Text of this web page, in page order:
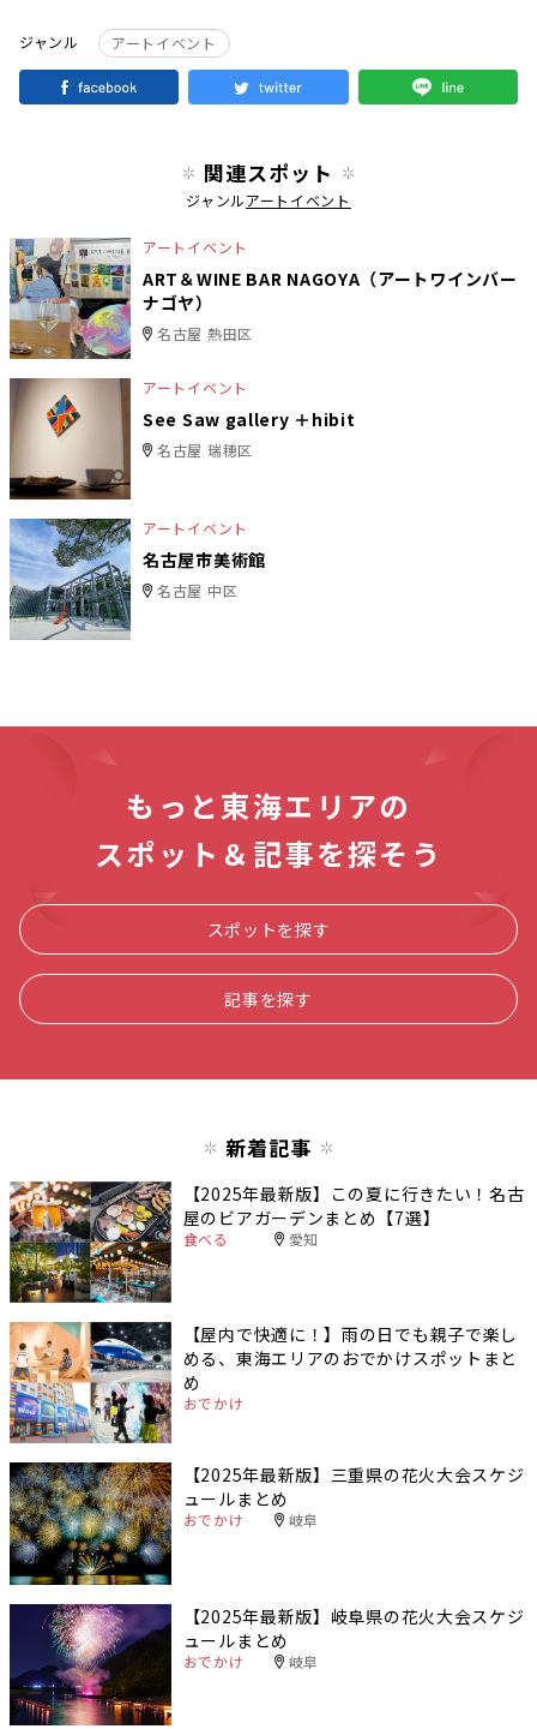
ジャンル アートイベント
関連スポット
ジャンルアートイベント
アートイベント
ART＆WINE BAR NAGOYA（アートワインバー
ナゴヤ）
名古屋 熱田区
アートイベント
See Saw gallery ＋hibit
名古屋 瑞穂区
アートイベント
名古屋市美術館
名古屋 中区
もっと東海エリアの
スポット＆記事を探そう
スポットを探す
記事を探す
新着記事
【2025年最新版】この夏に行きたい！名古
屋のビアガーデンまとめ【7選】
食べる 愛知
【屋内で快適に！】雨の日でも親子で楽し
める、東海エリアのおでかけスポットまと
め
おでかけ
【2025年最新版】三重県の花火大会スケジ
ュールまとめ
おでかけ 岐阜
【2025年最新版】岐阜県の花火大会スケジ
ュールまとめ
おでかけ 岐阜